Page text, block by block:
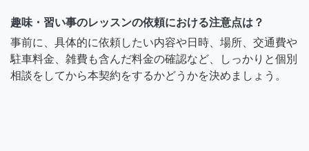
趣味・習い事のレッスンの依頼における注意点は？
事前に、具体的に依頼したい内容や日時、場所、交通費や
駐車料金、雑費も含んだ料金の確認など、しっかりと個別
相談をしてから本契約をするかどうかを決めましょう。